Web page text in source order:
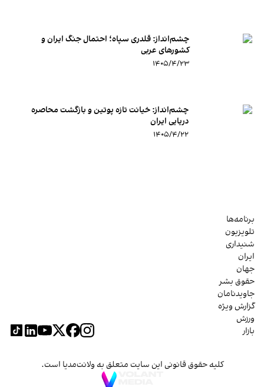
چشم‌انداز:‌ قلدری سپاه؛ احتمال جنگ ایران و
کشورهای عربی
۱۴۰۵/۴/۲۳
چشم‌انداز: خیانت تازه پوتین و بازگشت محاصره
دریایی ایران
۱۴۰۵/۴/۲۲
برنامه‌ها
تلویزیون
شنیداری
ایران
جهان
حقوق بشر
جاویدنامان
گزارش ویژه
ورزش
بازار
کلیه حقوق قانونی این سایت متعلق به ولانت‌مدیا است.